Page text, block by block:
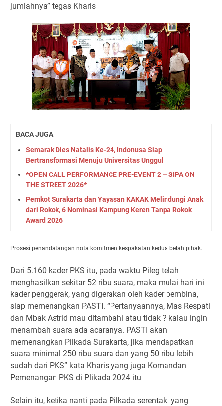
jumlahnya” tegas Kharis
BACA JUGA
Semarak Dies Natalis Ke-24, Indonusa Siap
Bertransformasi Menuju Universitas Unggul
*OPEN CALL PERFORMANCE PRE-EVENT 2 – SIPA ON
THE STREET 2026*
Pemkot Surakarta dan Yayasan KAKAK Melindungi Anak
dari Rokok, 6 Nominasi Kampung Keren Tanpa Rokok
Award 2026
Prosesi penandatangan nota komitmen kespakatan kedua belah pihak.
Dari 5.160 kader PKS itu, pada waktu Pileg telah
menghasilkan sekitar 52 ribu suara, maka mulai hari ini
kader penggerak, yang digerakan oleh kader pembina,
siap memenangkan PASTI. “Pertanyaannya, Mas Respati
dan Mbak Astrid mau ditambahi atau tidak ? kalau ingin
menambah suara ada acaranya. PASTI akan
memenangkan Pilkada Surakarta, jika mendapatkan
suara minimal 250 ribu suara dan yang 50 ribu lebih
sudah dari PKS” kata Kharis yang juga Komandan
Pemenangan PKS di Plikada 2024 itu
Selain itu, ketika nanti pada Pilkada serentak yang